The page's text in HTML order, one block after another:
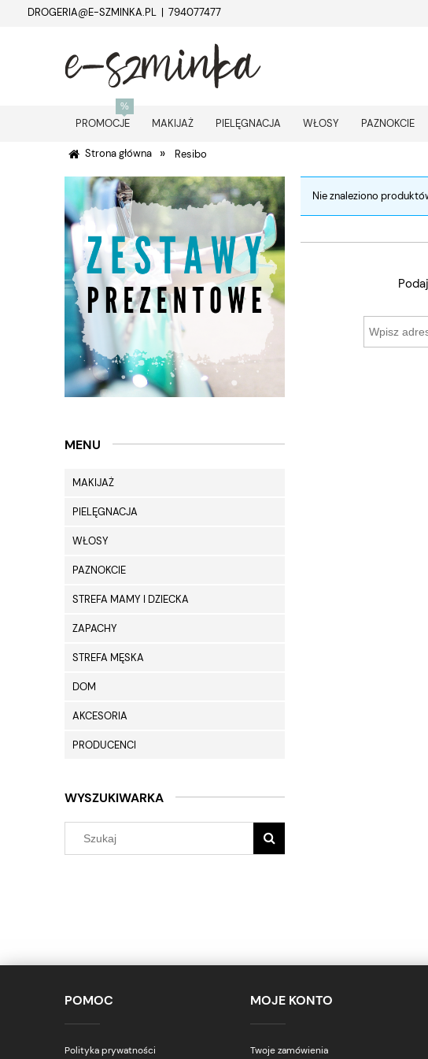
DROGERIA@E-SZMINKA.PL | 794077477
PROMOCJE MAKIJAŻ PIELĘGNACJA WŁOSY PAZNOKCIE
Strona główna » Resibo
MENU
MAKIJAŻ
PIELĘGNACJA
WŁOSY
PAZNOKCIE
STREFA MAMY I DZIECKA
ZAPACHY
STREFA MĘSKA
DOM
AKCESORIA
PRODUCENCI
WYSZUKIWARKA
Nie znaleziono
POMOC
Polityka prywatności
MOJE KONTO
Twoje zamówienia